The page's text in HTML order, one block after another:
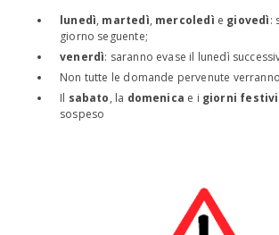
lunedì, martedì, mercoledì e giovedì:
giorno seguente;
venerdì: saranno evase il lunedì
Non tutte le domande pervenute
Il sabato, la domenica e i giorni festivi
sospeso